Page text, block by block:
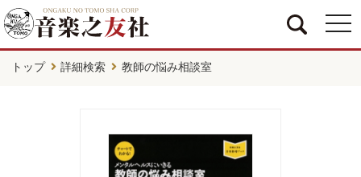
トップ 詳細検索 教師の悩み相談室